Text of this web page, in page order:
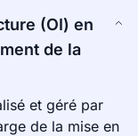
(OI) en
de la
et géré par
de la mise en